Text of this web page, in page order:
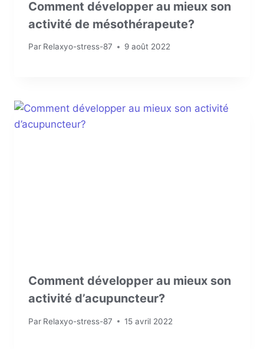
Comment développer au mieux son
activité de mésothérapeute?
Par Relaxyo-stress-87 9 août 2022
Comment développer au mieux son
activité d’acupuncteur?
Par Relaxyo-stress-87 15 avril 2022